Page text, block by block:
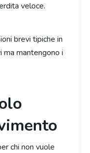
veloce.
brevi tipiche in
ma mantengono i
chi non vuole